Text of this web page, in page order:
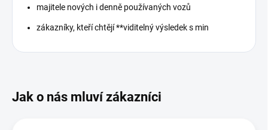
majitele nových i denně používaných vozů
zákazníky, kteří chtějí **viditelný výsledek s min